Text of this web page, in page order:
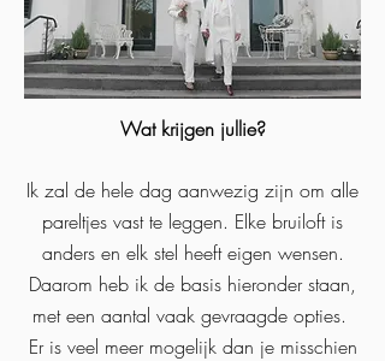
Wat krijgen jullie?
Ik zal de hele dag aanwezig zijn om alle
pareltjes vast te leggen. Elke bruiloft is
anders en elk stel heeft eigen wensen.
Daarom heb ik de basis hieronder staan,
met een aantal vaak gevraagde opties.
Er is veel meer mogelijk dan je misschien